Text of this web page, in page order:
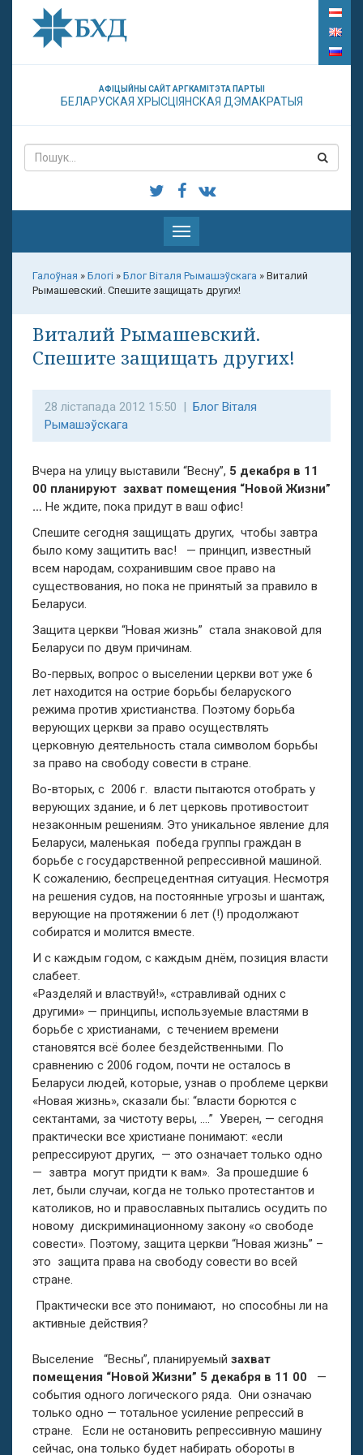
АФІЦЫЙНЫ САЙТ АРГКАМІТЭТА ПАРТЫІ
БЕЛАРУСКАЯ ХРЫСЦІЯНСКАЯ ДЭМАКРАТЫЯ
Паказаць
меню
Галоўная » Блогі » Блог Віталя Рымашэўскага » Виталий
Рымашевский. Спешите защищать других!
Виталий Рымашевский.
Спешите защищать других!
28 лістапада 2012 15:50 | Блог Віталя
Рымашэўскага
Вчера на улицу выставили “Весну”, 5 декабря в 11
00 планируют захват помещения “Новой Жизни”
… Не ждите, пока придут в ваш офис!
Спешите сегодня защищать других, чтобы завтра
было кому защитить вас! — принцип, известный
всем народам, сохранившим свое право на
существования, но пока не принятый за правило в
Беларуси.
Защита церкви “Новая жизнь” стала знаковой для
Беларуси по двум причинам.
Во-первых, вопрос о выселении церкви вот уже 6
лет находится на острие борьбы беларуского
режима против христианства. Поэтому борьба
верующих церкви за право осуществлять
церковную деятельность стала символом борьбы
за право на свободу совести в стране.
Во-вторых, с 2006 г. власти пытаются отобрать у
верующих здание, и 6 лет церковь противостоит
незаконным решениям. Это уникальное явление для
Беларуси, маленькая победа группы граждан в
борьбе с государственной репрессивной машиной.
К сожалению, беспрецедентная ситуация. Несмотря
на решения судов, на постоянные угрозы и шантаж,
верующие на протяжении 6 лет (!) продолжают
собиратся и молится вместе.
И с каждым годом, с каждым днём, позиция власти
слабеет.
«Разделяй и властвуй!», «стравливай одних с
другими» — принципы, используемые властями в
борьбе с христианами, с течением времени
становятся всё более бездейственными. По
сравнению с 2006 годом, почти не осталось в
Беларуси людей, которые, узнав о проблеме церкви
«Новая жизнь», сказали бы: “власти борются с
сектантами, за чистоту веры, ….” Уверен, — сегодня
практически все христиане понимают: «если
репрессируют других, — это означает только одно
— завтра могут придти к вам». За прошедшие 6
лет, были случаи, когда не только протестантов и
католиков, но и православных пытались осудить по
новому дискриминационному закону «о свободе
совести». Поэтому, защита церкви “Новая жизнь” –
это защита права на свободу совести во всей
стране.
Практически все это понимают, но способны ли на
активные действия?
Выселение “Весны”, планируемый захват
помещения “Новой Жизни” 5 декабря в 11 00 —
события одного логического ряда. Они означаю
только одно — тотальное усиление репрессий в
стране. Если не остановить репрессивную машину
сейчас, она только будет набирать обороты в